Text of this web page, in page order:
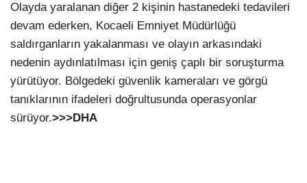
Olayda yaralanan diğer 2 kişinin hastanedeki tedavileri
devam ederken, Kocaeli Emniyet Müdürlüğü
saldırganların yakalanması ve olayın arkasındaki
nedenin aydınlatılması için geniş çaplı bir soruşturma
yürütüyor. Bölgedeki güvenlik kameraları ve görgü
tanıklarının ifadeleri doğrultusunda operasyonlar
sürüyor.>>>DHA